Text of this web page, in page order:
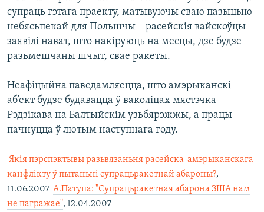
супраць гэтага праекту, матывуючы сваю пазыцыю
небясьпекай для Польшчы – расейскія вайскоўцы
заявілі нават, што накіруюць на месцы, дзе будзе
разьмешчаны шчыт, свае ракеты.
Неафіцыйна паведамляецца, што амэрыканскі
аб’ект будзе будавацца ў ваколіцах мястэчка
Рэдзікава на Балтыйскім узьбярэжжы, а працы
пачнуцца ў лютым наступнага году.
Якія пэрспэктывы разьвязаньня расейска-амэрыканскага
канфлікту ў пытаньні супрацьракетнай абароны?,
11.06.2007  А.Патупа: "Супрацьракетная абарона ЗША нам
не пагражае", 12.04.2007